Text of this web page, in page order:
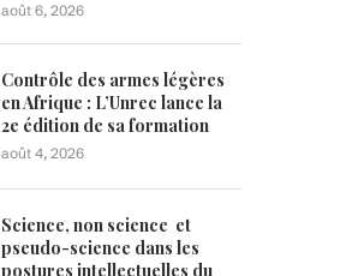
août 6, 2026
Contrôle des armes légères
en Afrique : L’Unrec lance la
2e édition de sa formation
août 4, 2026
Science, non science et
pseudo-science dans les
postures intellectuelles du